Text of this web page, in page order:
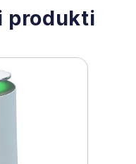
produkti